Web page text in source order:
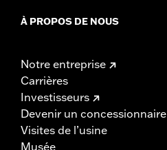
À PROPOS DE NOUS
Notre entreprise
Carrières
Investisseurs
Devenir un concessionnaire
Visites de l’usine
Musée